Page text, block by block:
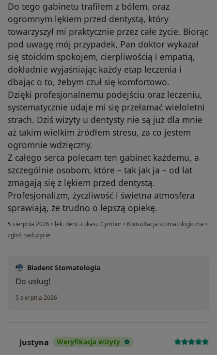
Do tego gabinetu trafiłem z bólem, oraz
ogromnym lękiem przed dentystą, który
towarzyszył mi praktycznie przez całe życie. Biorąc
pod uwagę mój przypadek, Pan doktor wykazał
się stoickim spokojem, cierpliwością i empatią,
dokładnie wyjaśniając każdy etap leczenia i
dbając o to, żebym czuł się komfortowo.
Dzięki profesjonalnemu podejściu oraz leczeniu,
systematycznie udaje mi się przełamać wieloletni
strach. Dziś wizyty u dentysty nie są już dla mnie
aż takim wielkim źródłem stresu, za co jestem
ogromnie wdzięczny.
Z całego serca polecam ten gabinet każdemu, a
szczególnie osobom, które – tak jak ja – od lat
zmagają się z lękiem przed dentystą.
Profesjonalizm, życzliwość i świetna atmosfera
sprawiają, że trudno o lepszą opiekę.
5 sierpnia 2026 • lek. dent. Łukasz Cymbor • Konsultacja stomatologiczna •
w opinii użytkownika Karol
zgłoś nadużycie
Biadent Stomatologia
Do usług!
5 sierpnia 2026
Justyna Weryfikacja wizyty